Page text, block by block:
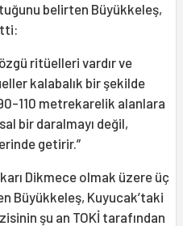
belirten Büyükkeleş,
ritüelleri vardır ve
kalabalık bir şekilde
110 metrekarelik alanlara
bir daralmayı değil,
getirir.”
Dikmece olmak üzere üç
Büyükkeleş, Kuyucak’taki
şu an TOKİ tarafından